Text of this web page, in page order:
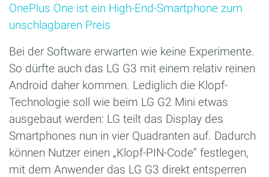
OnePlus One ist ein High-End-Smartphone zum
unschlagbaren Preis
Bei der Software erwarten wie keine Experimente.
So dürfte auch das LG G3 mit einem relativ reinen
Android daher kommen. Lediglich die Klopf-
Technologie soll wie beim LG G2 Mini etwas
ausgebaut werden: LG teilt das Display des
Smartphones nun in vier Quadranten auf. Dadurch
können Nutzer einen „Klopf-PIN-Code“ festlegen,
mit dem Anwender das LG G3 direkt entsperren